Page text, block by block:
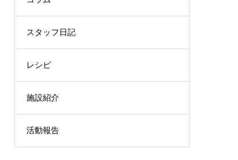
スタッフ日記
レシピ
施設紹介
活動報告